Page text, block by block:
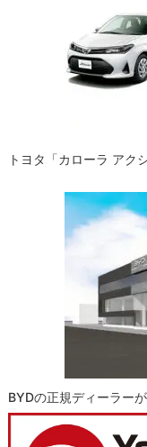
トヨタ「カローラ アク
BYDの正規ディーラー